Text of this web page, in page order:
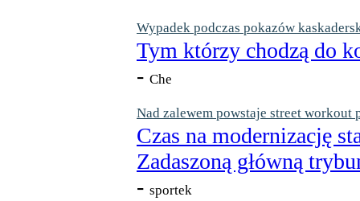
Wypadek podczas pokazów
Tym którzy chodzą do
- Che
Nad zalewem powstaje street workout
Czas na modernizację
Zadaszoną główną
- sportek